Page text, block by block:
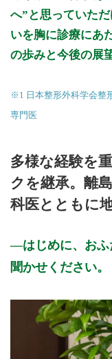
へ”と思っていた
いを胸に診療にあ
の歩みと今後の展
※1 日本整形外科学会
専門医
多様な経験を
クを継承。離
科医とともに
はじめに、お
聞かせください。